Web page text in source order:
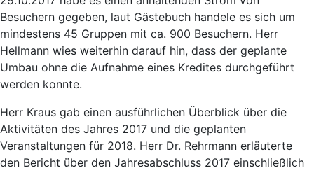
Besuchern gegeben, laut Gästebuch handele es sich um
mindestens 45 Gruppen mit ca. 900 Besuchern. Herr
Hellmann wies weiterhin darauf hin, dass der geplante
Umbau ohne die Aufnahme eines Kredites durchgeführt
werden konnte.
Herr Kraus gab einen ausführlichen Überblick über die
Aktivitäten des Jahres 2017 und die geplanten
Veranstaltungen für 2018. Herr Dr. Rehrmann erläuterte
den Bericht über den Jahresabschluss 2017 einschließlich